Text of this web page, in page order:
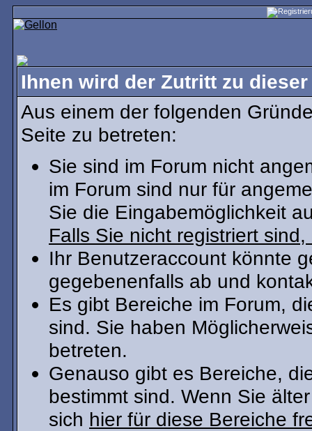
Ihnen wird der Zutritt zu
Aus einem der folgenden
Seite zu betreten:
Sie sind im Forum nicht
im Forum sind nur für
Sie die Eingabemöglichkeit
Falls Sie nicht registriert
Ihr Benutzeraccount könnte
gegebenenfalls ab und
Es gibt Bereiche im Forum,
sind. Sie haben
betreten.
Genauso gibt es Bereiche,
bestimmt sind. Wenn Sie
sich hier für diese Bereiche